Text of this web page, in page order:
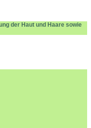
der Haut und Haare sowie